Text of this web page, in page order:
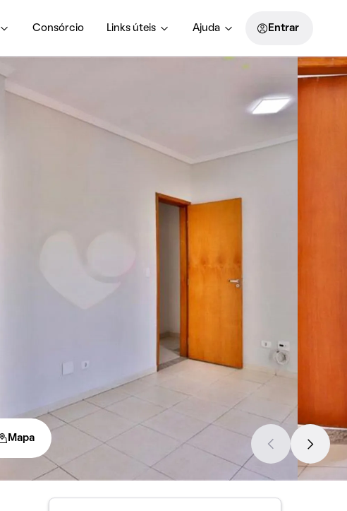
Consórcio Links úteis Ajuda Entrar
Mapa